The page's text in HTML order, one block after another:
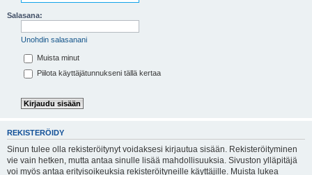
Salasana:
Unohdin salasanani
Muista minut
Piilota käyttäjätunnukseni tällä kertaa
REKISTERÖIDY
Sinun tulee olla rekisteröitynyt voidaksesi kirjautua sisään. Rekisteröityminen
vie vain hetken, mutta antaa sinulle lisää mahdollisuuksia. Sivuston ylläpitäjä
voi myös antaa erityisoikeuksia rekisteröityneille käyttäjille. Muista lukea